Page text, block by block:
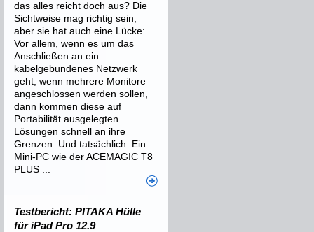
das alles reicht doch aus? Die
Sichtweise mag richtig sein,
aber sie hat auch eine Lücke:
Vor allem, wenn es um das
Anschließen an ein
kabelgebundenes Netzwerk
geht, wenn mehrere Monitore
angeschlossen werden sollen,
dann kommen diese auf
Portabilität ausgelegten
Lösungen schnell an ihre
Grenzen. Und tatsächlich: Ein
Mini-PC wie der ACEMAGIC T8
PLUS ...
Testbericht: PITAKA Hülle
für iPad Pro 12.9